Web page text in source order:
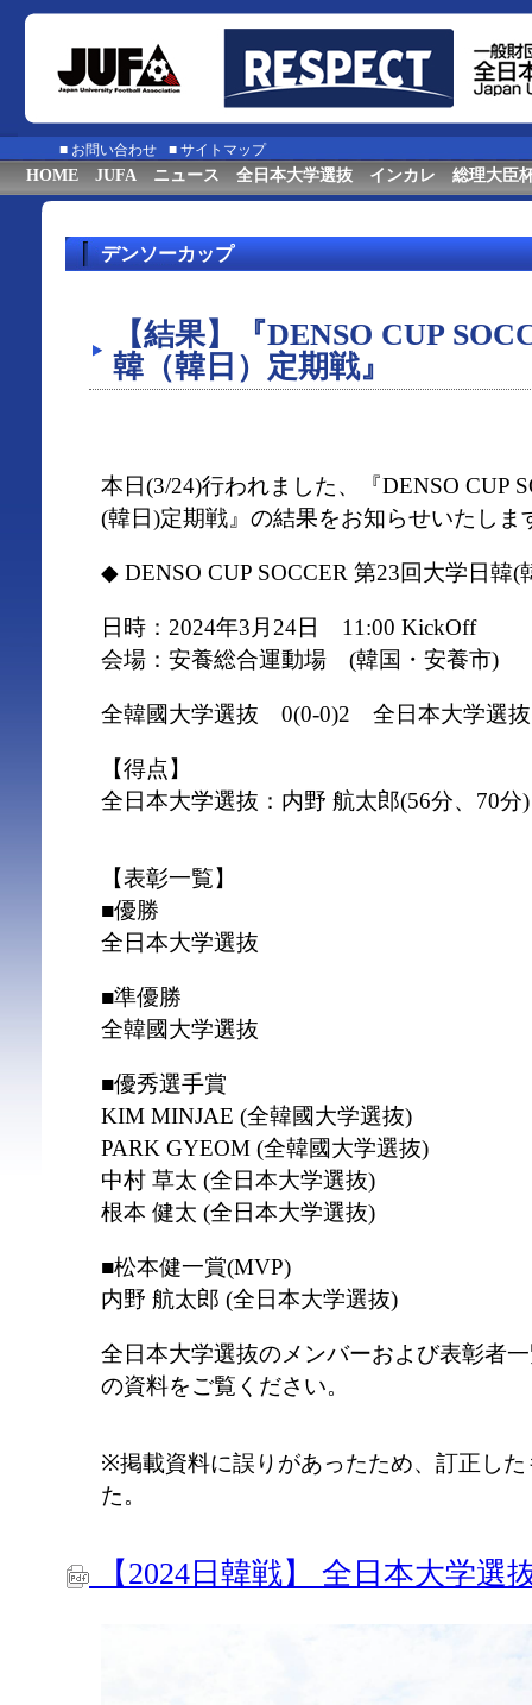
■ お問い合わせ ■ サイトマップ
HOME JUFA ニュース 全日本大学選抜 インカレ 総理大臣
デンソーカップ
【結果】『DENSO CUP
韓（韓日）定期戦』
本日(3/24)行われました、『DENSO CUP
(韓日)定期戦』の結果をお知らせいたしま
◆ DENSO CUP SOCCER 第23回大学日韓(
日時：2024年3月24日 11:00 KickOff
会場：安養総合運動場 (韓国・安養市)
全韓國大学選抜 0(0-0)2 全日本大学選抜
【得点】
全日本大学選抜：内野 航太郎(56分、70分)
【表彰一覧】
■優勝
全日本大学選抜
■準優勝
全韓國大学選抜
■優秀選手賞
KIM MINJAE (全韓國大学選抜)
PARK GYEOM (全韓國大学選抜)
中村 草太 (全日本大学選抜)
根本 健太 (全日本大学選抜)
■松本健一賞(MVP)
内野 航太郎 (全日本大学選抜)
全日本大学選抜のメンバーおよび表彰者
の資料をご覧ください。
※掲載資料に誤りがあったため、訂正し
た。
【2024日韓戦】 全日本大学選